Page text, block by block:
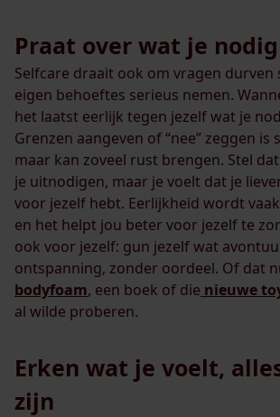
Praat over wat je
Selfcare draait ook om vragen durven
eigen behoeftes serieus nemen.
het laatst eerlijk tegen jezelf wat je
Grenzen aangeven of “nee” zeggen is
maar kan zoveel rust brengen. Stel
je uitnodigen, maar je voelt dat je
voor jezelf hebt. Eerlijkheid wordt
en het helpt jou beter voor jezelf te
ook voor jezelf: gun jezelf wat
ontspanning, zonder oordeel. Of dat
bodyfoam, een boek of die nieuwe
al wilde proberen.
Erken wat je voelt,
zijn